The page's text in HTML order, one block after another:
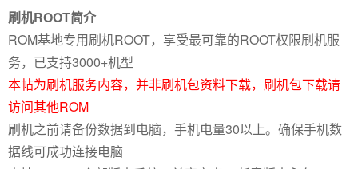
刷机ROOT简介
ROM基地专用刷机ROOT，享受最可靠的ROOT权限刷机服
务，已支持3000+机型
本帖为刷机服务内容，并非刷机包资料下载，刷机包下载请
访问其他ROM
刷机之前请备份数据到电脑，手机电量30以上。确保手机数
据线可成功连接电脑